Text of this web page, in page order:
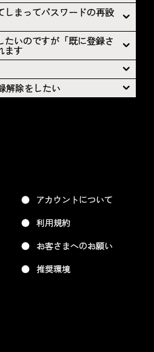
しまってパスワードの再設
たいのですが「既に登録さ
ます
解除をしたい
アカウントについて
利用規約
お客さまへのお願い
推奨環境